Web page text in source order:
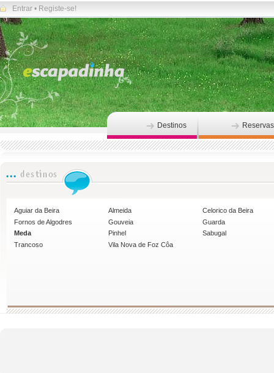
Entrar • Registe-se!
Destinos Reservas
Aguiar da Beira Almeida
Celorico da Beira
Fornos de Algodres
Gouveia
Guarda
Meda
Pinhel
Sabugal
Trancoso
Vila Nova de Foz Côa